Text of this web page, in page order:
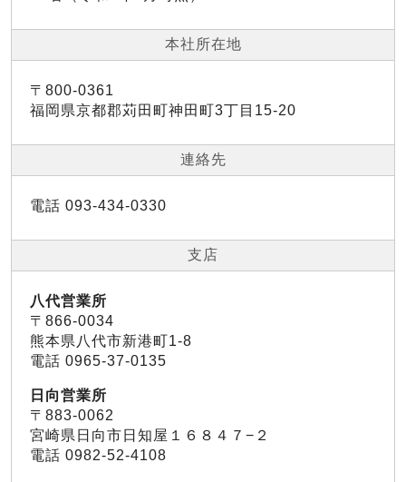
本社所在地
〒800-0361
福岡県京都郡苅田町神田町3丁目15-20
連絡先
電話 093-434-0330
支店
八代営業所
〒866-0034
熊本県八代市新港町1-8
電話 0965-37-0135
日向営業所
〒883-0062
宮崎県日向市日知屋１６８４７−２
電話 0982-52-4108